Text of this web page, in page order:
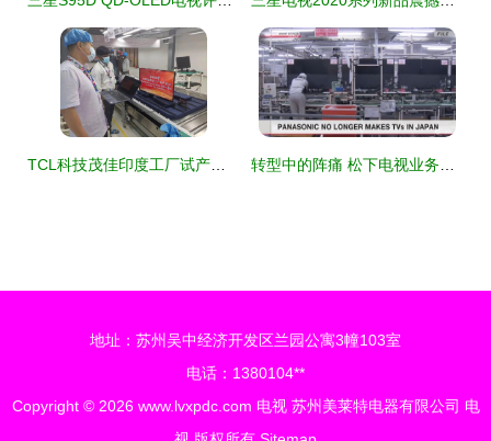
地址：苏州吴中经济开发区兰园公寓3幢103室
电话：1380104**
Copyright © 2026 www.lvxpdc.com 电视 苏州美莱特电器有限公司 电